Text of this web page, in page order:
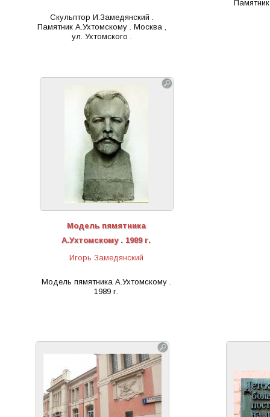
Скульптор И.Замедянский .
Памятник А.Ухтомскому . Москва ,
ул. Ухтомского .
Модель пямятника
А.Ухтомскому . 1989 г.
Игорь Замедянский
Модель пямятника А.Ухтомскому .
1989 г.